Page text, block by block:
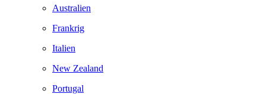
Australien
Frankrig
Italien
New Zealand
Portugal